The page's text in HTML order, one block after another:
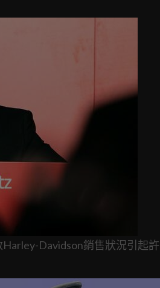
Davidson銷售狀況引起許